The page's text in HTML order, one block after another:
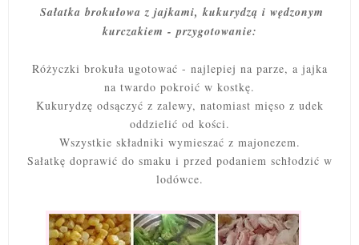
Sałatka brokułowa z jajkami, kukurydzą i wędzonym
kurczakiem - przygotowanie:
Różyczki brokuła ugotować - najlepiej na parze, a jajka
na twardo pokroić w kostkę.
Kukurydzę odsączyć z zalewy, natomiast mięso z udek
oddzielić od kości.
Wszystkie składniki wymieszać z majonezem.
Sałatkę doprawić do smaku i przed podaniem schłodzić w
lodówce.